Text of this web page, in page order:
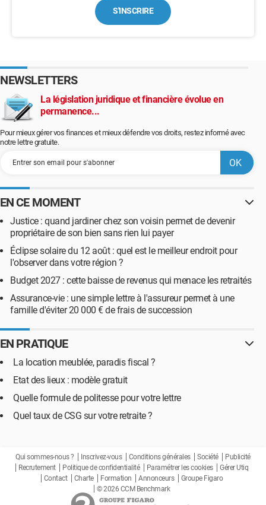
S'INSCRIRE
NEWSLETTERS
La législation juridique et financière évolue en
permanence...
Pour mieux gérer vos finances et mieux défendre vos droits, restez informé avec
notre lettre gratuite.
EN CE MOMENT
Justice : quand jardiner chez son voisin permet de devenir
propriétaire de son bien sans rien lui payer
Éclipse solaire du 12 août : quel est le meilleur endroit pour
l'observer dans votre région ?
Budget 2027 : cette baisse de revenus qui menace les retraités
Assurance-vie : une simple lettre à l'assureur permet à une
famille d'éviter 20 000 € de frais de succession
EN PRATIQUE
La location meublée, paradis fiscal ?
Etat des lieux : modèle gratuit
Quelle formule de politesse pour votre lettre
Quel taux de CSG sur votre retraite ?
Qui sommes-nous ? Inscrivez-vous Conditions générales Société
Publicité
Recrutement
Politique de confidentialité Paramétrer les cookies
Gérer Utiq
Contact
Charte Formation Annonceurs
Groupe Figaro
© 2026 CCM Benchmark